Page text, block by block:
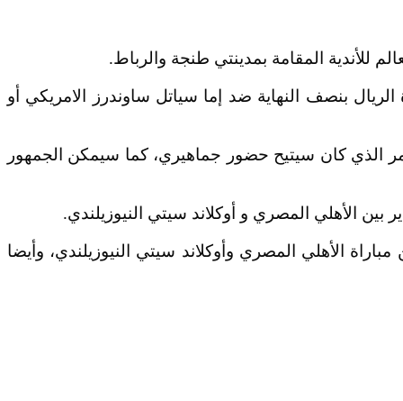
للأندية المقامة بمدينتي طنجة والرباط.
بنصف النهاية ضد إما سياتل ساوندرز الامريكي أو
الذي كان سيتيح حضور جماهيري، كما سيمكن الجمهور
بين الأهلي المصري و أوكلاند سيتي النيوزيلندي.
الأهلي المصري وأوكلاند سيتي النيوزيلندي، وأيضا